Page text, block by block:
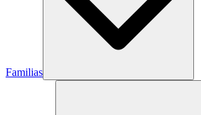
Familias